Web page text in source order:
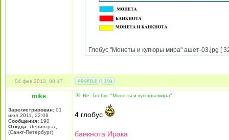
Глобус "Монеты и купюры мира" ашет-03.jpg [
04 фев 2013, 08:47
mike
Зарегистрирован: 01
июл 2011, 22:08
Сообщения: 190
Откуда: Ленинград
(Санкт-Петербург)
Re: Глобус "Монеты и купюры мира"
4 глобус
банкнота Ирака